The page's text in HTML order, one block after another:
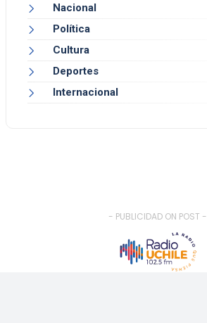
Nacional
Política
Cultura
Deportes
Internacional
- PUBLICIDAD ON POST -